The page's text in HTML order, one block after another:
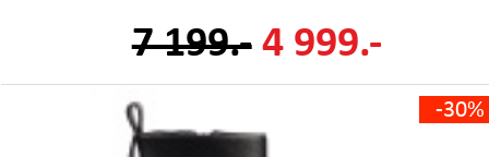
7 199.- 4 999.-
-30%